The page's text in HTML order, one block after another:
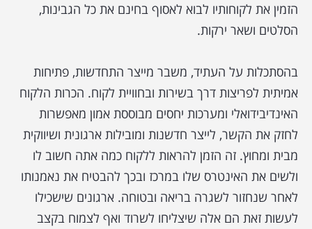
הזמין את לקוחותיו לבוא לאסוף בחינם את כל הגבינות,
הסלטים ושאר ירקות.
בהסתכלות על העתיד, משבר מייצר התחדשות, פתיחות
אמיתית לפריצות דרך בשירות ובחוויית לקוח. הכרות הלקוח
האינדיבידואלי ומערכות יחסים מבוססת אמון מאפשרות
לחזק את הקשר, לייצר חדשנות ומובילות ארגונית ושיווקית
מבית ומחוץ. זה הזמן להראות ללקוח כמה אתה חשוב לו
ולשים את האינטרס שלו במרכז ובכך להבטיח את נאמנותו
לאחר שנחזור לשגרה בריאה ובטוחה. ארגונים שישכילו
לעשות זאת הם אלה שיצליחו לשרוד ואף לצמוח בקצב